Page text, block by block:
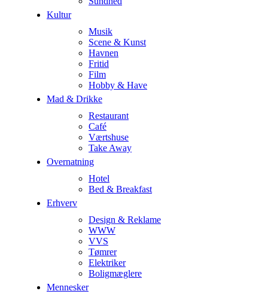
Kultur
Musik
Scene & Kunst
Havnen
Fritid
Film
Hobby & Have
Mad & Drikke
Restaurant
Café
Værtshuse
Take Away
Overnatning
Hotel
Bed & Breakfast
Erhverv
Design & Reklame
WWW
VVS
Tømrer
Elektriker
Boligmæglere
Mennesker